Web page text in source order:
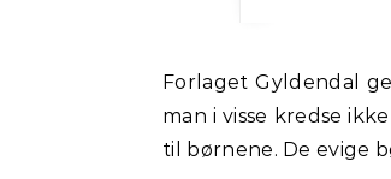
Forlaget Gyldendal genudgiver nu Halfdan Rasmussens værker i redigeret form, hvor bestemte digte med bestemte ord, som
man i visse kredse
til børnene. De evige